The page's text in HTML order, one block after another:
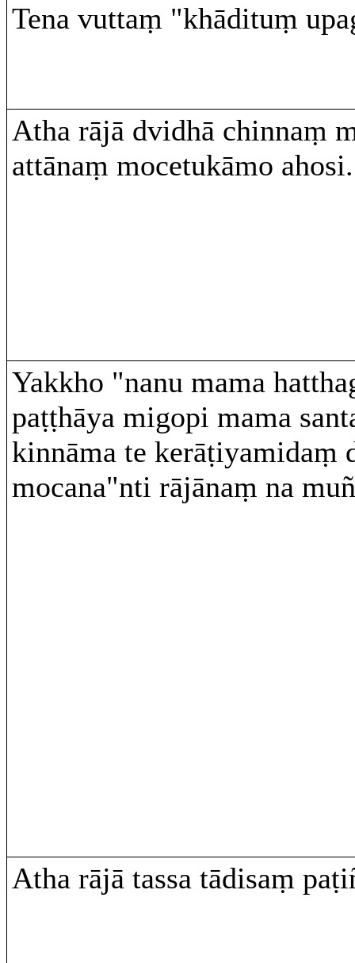
Tena vuttaṃ "khādituṃ
Atha rājā dvidhā chinnaṃ
attānaṃ mocetukāmo ahosi.
Yakkho "nanu mama
paṭṭhāya migopi mama
kinnāma te kerāṭiyamidaṃ
mocana"nti rājānaṃ na
Atha rājā tassa tādisaṃ